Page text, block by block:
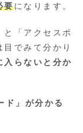
要になります。
「アクセスポ
でみて分かり
入らないと分か
ド」が分かる